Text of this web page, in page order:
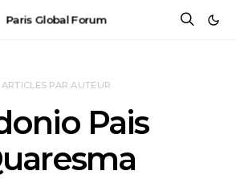
Paris Global Forum
ARTICLES PAR AUTEUR
Pais